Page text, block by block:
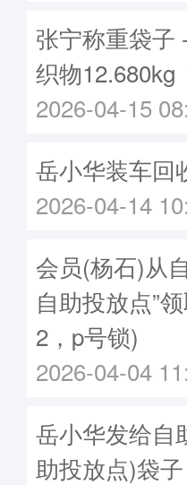
张宁称重袋子
织物12.680kg
2026-04-15
岳小华装车回
2026-04-14
会员(杨石)从
自助投放点”
2，p号锁)
2026-04-04
岳小华发给自
助投放点)袋